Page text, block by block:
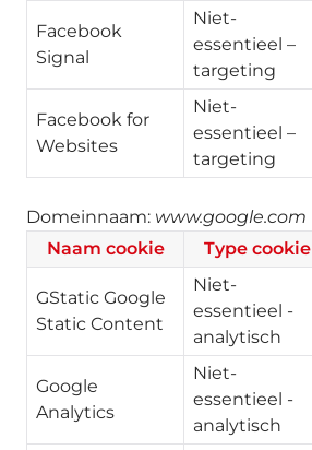
Facebook
Signal
Niet-
essentieel –
targeting
Facebook for
Websites
Niet-
essentieel –
targeting
Domeinnaam: www.google.com
Naam cookie
Type cookie
GStatic Google
Static Content
Niet-
essentieel -
analytisch
Google
Analytics
Niet-
essentieel -
analytisch